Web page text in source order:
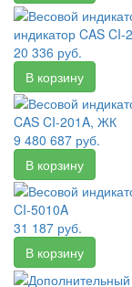
индикатор CAS
20 336 руб.
CAS CI-201A, ЖК
9 480 687 руб.
CI-5010A
31 187 руб.